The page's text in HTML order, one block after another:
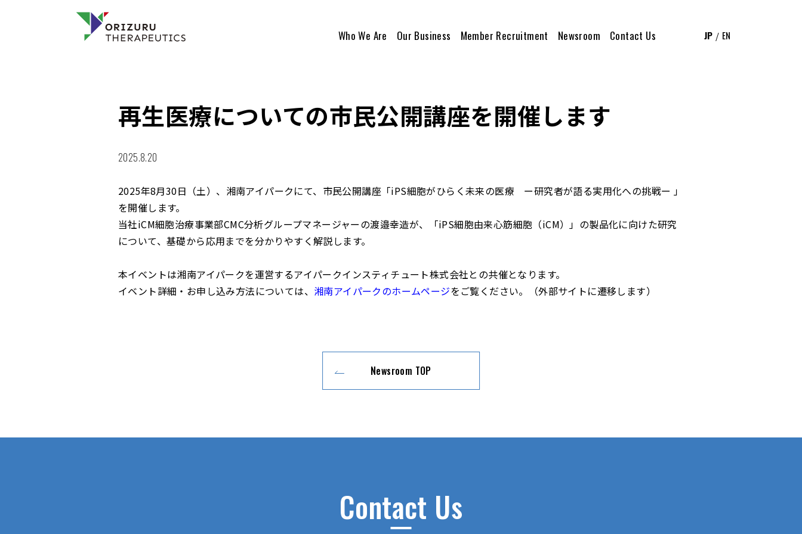
Who We Are Our Business Member Recruitment Newsroom Contact Us JP EN
再生医療についての市民公開講座を開催します
2025.8.20
2025年8月30日（土）、湘南アイパークにて、市民公開講座「iPS細胞がひらく未来の医療 ー研究者が語る実用化への挑戦ー 」
を開催します。
当社iCM細胞治療事業部CMC分析グループマネージャーの渡邉幸造が、「iPS細胞由来心筋細胞（iCM）」の製品化に向けた研究
について、基礎から応用までを分かりやすく解説します。
本イベントは湘南アイパークを運営するアイパークインスティチュート株式会社との共催となります。
イベント詳細・お申し込み方法については、 湘南アイパークのホームページをご覧ください。（外部サイトに遷移します）
Newsroom TOP
Contact Us